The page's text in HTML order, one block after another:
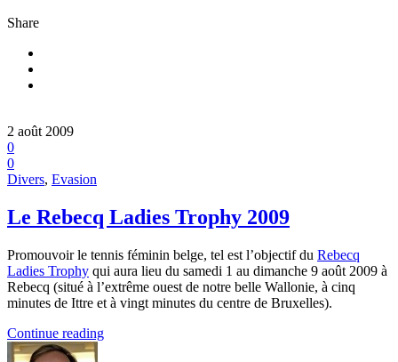
Share
2 août 2009
0
0
Divers, Evasion
Le Rebecq Ladies Trophy 2009
Promouvoir le tennis féminin belge, tel est l’objectif du Rebecq
Ladies Trophy qui aura lieu du samedi 1 au dimanche 9 août 2009 à
Rebecq (situé à l’extrême ouest de notre belle Wallonie, à cinq
minutes de Ittre et à vingt minutes du centre de Bruxelles).
Continue reading